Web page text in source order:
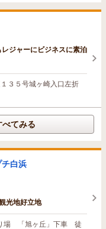
ジャーにビジネスに素泊
３５号城ヶ崎入口左折
てみる
白浜
光地好立地
場 「旭ヶ丘」下車 徒